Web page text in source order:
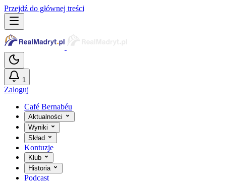
Przejdź do głównej treści
1
Zaloguj
Café Bernabéu
Aktualności
Wyniki
Skład
Kontuzje
Klub
Historia
Podcast